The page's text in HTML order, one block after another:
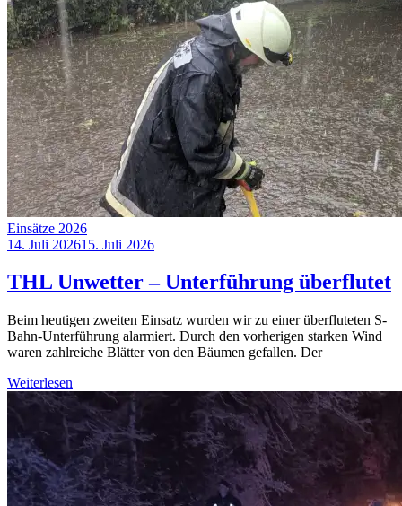
Einsätze 2026
14. Juli 202615. Juli 2026
THL Unwetter – Unterführung überflutet
Beim heutigen zweiten Einsatz wurden wir zu einer überfluteten S-
Bahn-Unterführung alarmiert. Durch den vorherigen starken Wind
waren zahlreiche Blätter von den Bäumen gefallen. Der
Weiterlesen